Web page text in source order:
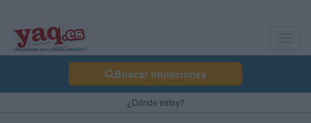
Buscar titulaciones
¿Dónde estoy?